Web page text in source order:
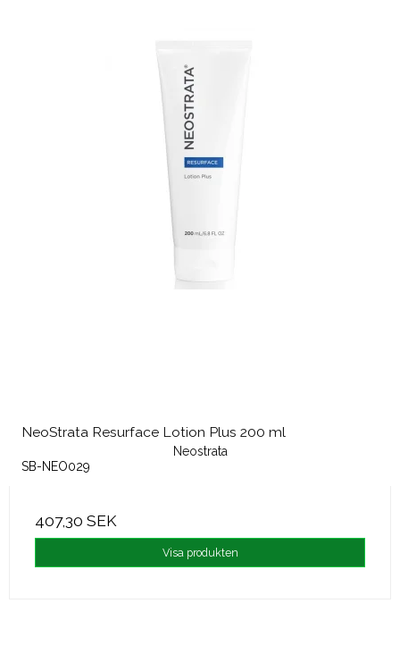
NeoStrata Resurface Lotion Plus 200 ml
Neostrata
SB-NEO029
407,30 SEK
Visa produkten